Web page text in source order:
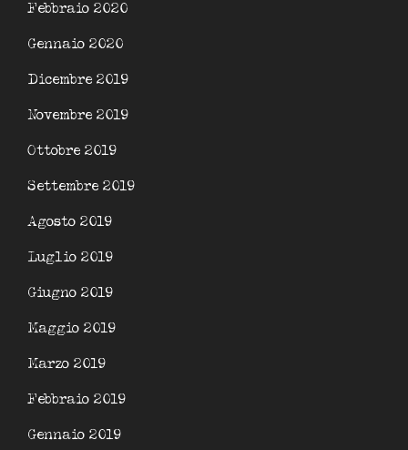
Febbraio 2020
Gennaio 2020
Dicembre 2019
Novembre 2019
Ottobre 2019
Settembre 2019
Agosto 2019
Luglio 2019
Giugno 2019
Maggio 2019
Marzo 2019
Febbraio 2019
Gennaio 2019